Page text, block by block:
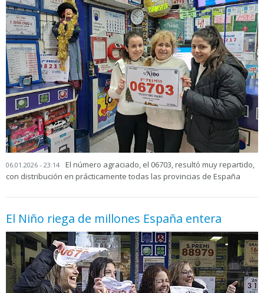
06.01.2026 - 23:14
El número agraciado, el 06703, resultó muy repartido,
con distribución en prácticamente todas las provincias de España
El Niño riega de millones España entera